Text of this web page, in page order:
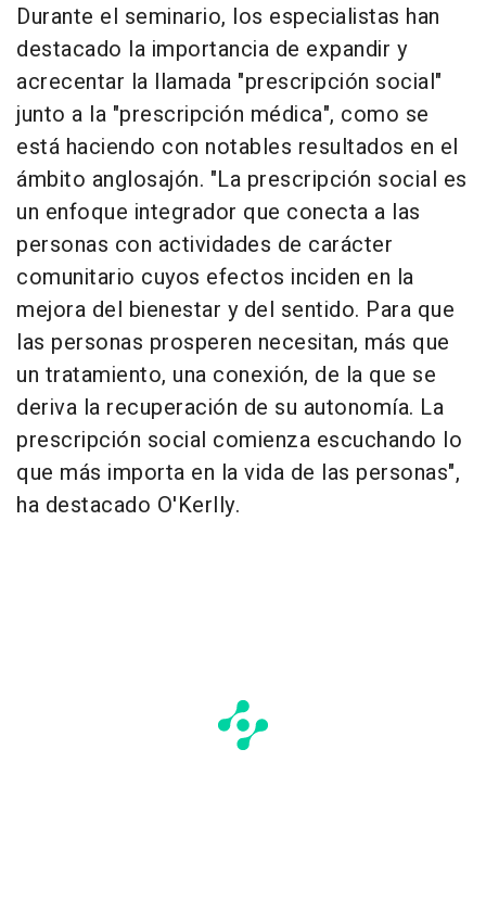
Durante el seminario, los especialistas han
destacado la importancia de expandir y
acrecentar la llamada "prescripción social"
junto a la "prescripción médica", como se
está haciendo con notables resultados en el
ámbito anglosajón. "La prescripción social es
un enfoque integrador que conecta a las
personas con actividades de carácter
comunitario cuyos efectos inciden en la
mejora del bienestar y del sentido. Para que
las personas prosperen necesitan, más que
un tratamiento, una conexión, de la que se
deriva la recuperación de su autonomía. La
prescripción social comienza escuchando lo
que más importa en la vida de las personas",
ha destacado O'Kerlly.